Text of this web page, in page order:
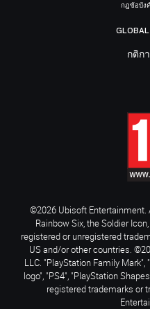
กฎข้อบัง
กติก
©2026 Ubisoft Entertainment.
Rainbow Six, the Soldier
registered or unregistered
US and/or other countries.
LLC. "PlayStation Family Mark",
logo", "PS4", "PlayStation
registered trademarks or